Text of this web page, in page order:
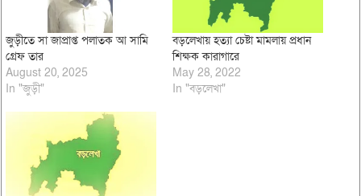
জুড়ীতে সা জাপ্রাপ্ত পলাতক আ সামি
গ্রেফ তার
August 20, 2025
In "জুড়ী"
বড়লেখায় হত্যা চেষ্টা মামলায় প্রধান
শিক্ষক কারাগারে
May 28, 2022
In "বড়লেখা"